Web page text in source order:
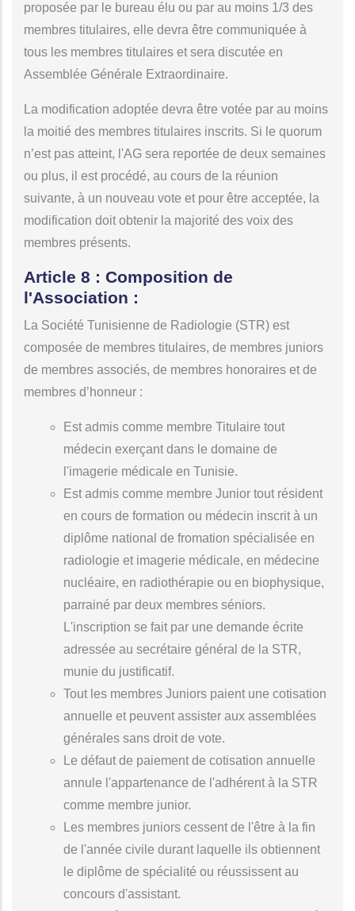
proposée par le bureau élu ou par au moins 1/3 des
membres titulaires, elle devra être communiquée à
tous les membres titulaires et sera discutée en
Assemblée Générale Extraordinaire.
La modification adoptée devra être votée par au moins
la moitié des membres titulaires inscrits. Si le quorum
n’est pas atteint, l'AG sera reportée de deux semaines
ou plus, il est procédé, au cours de la réunion
suivante, à un nouveau vote et pour être acceptée, la
modification doit obtenir la majorité des voix des
membres présents.
Article 8 : Composition de
l'Association :
La Société Tunisienne de Radiologie (STR) est
composée de membres titulaires, de membres juniors
de membres associés, de membres honoraires et de
membres d’honneur :
Est admis comme membre Titulaire tout
médecin exerçant dans le domaine de
l'imagerie médicale en Tunisie.
Est admis comme membre Junior tout résident
en cours de formation ou médecin inscrit à un
diplôme national de fromation spécialisée en
radiologie et imagerie médicale, en médecine
nucléaire, en radiothérapie ou en biophysique,
parrainé par deux membres séniors.
L'inscription se fait par une demande écrite
adressée au secrétaire général de la STR,
munie du justificatif.
Tout les membres Juniors paient une cotisation
annuelle et peuvent assister aux assemblées
générales sans droit de vote.
Le défaut de paiement de cotisation annuelle
annule l'appartenance de l'adhérent à la STR
comme membre junior.
Les membres juniors cessent de l'être à la fin
de l'année civile durant laquelle ils obtiennent
le diplôme de spécialité ou réussissent au
concours d'assistant.